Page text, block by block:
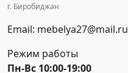
г. Биробиджан
Email: mebelya27@mail.ru
Режим работы
Пн-Вс 10:00-19:00